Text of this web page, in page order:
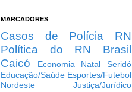
MARCADORES
Casos de Polícia
RN
Política do RN
Brasil
Caicó
Economia Natal
Seridó
Educação/Saúde Esportes/Futebol
Nordeste
Justiça/Jurídico